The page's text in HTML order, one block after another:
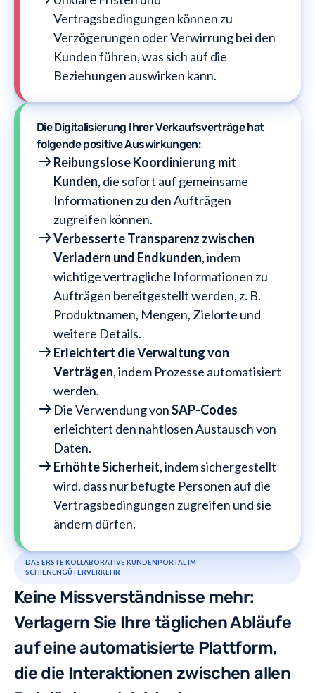
Vertragsbedingungen können zu
Verzögerungen oder Verwirrung bei den
Kunden führen, was sich auf die
Beziehungen auswirken kann.
Die Digitalisierung Ihrer Verkaufsverträge hat
folgende positive Auswirkungen:
Reibungslose Koordinierung mit
Kunden, die sofort auf gemeinsame
Informationen zu den Aufträgen
zugreifen können.
Verbesserte Transparenz zwischen
Verladern und Endkunden, indem
wichtige vertragliche Informationen zu
Aufträgen bereitgestellt werden, z. B.
Produktnamen, Mengen, Zielorte und
weitere Details.
Erleichtert die Verwaltung von
Verträgen, indem Prozesse automatisiert
werden.
Die Verwendung vonSAP-Codes
erleichtert den nahtlosen Austausch von
Daten.
Erhöhte Sicherheit, indem sichergestellt
wird, dass nur befugte Personen auf die
Vertragsbedingungen zugreifen und sie
ändern dürfen.
DAS ERSTE KOLLABORATIVE KUNDENPORTAL IM
SCHIENENGÜTERVERKEHR
Keine Missverständnisse mehr:
Verlagern Sie Ihre täglichen Abläufe
auf eine automatisierte Plattform,
die die Interaktionen zwischen allen